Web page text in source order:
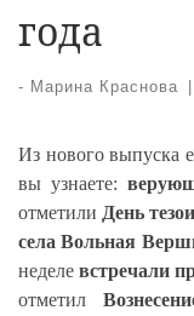
года
- Марина Краснова
Из нового выпуска
вы узнаете:
отметили День
села Вольная
неделевстречали
отметил